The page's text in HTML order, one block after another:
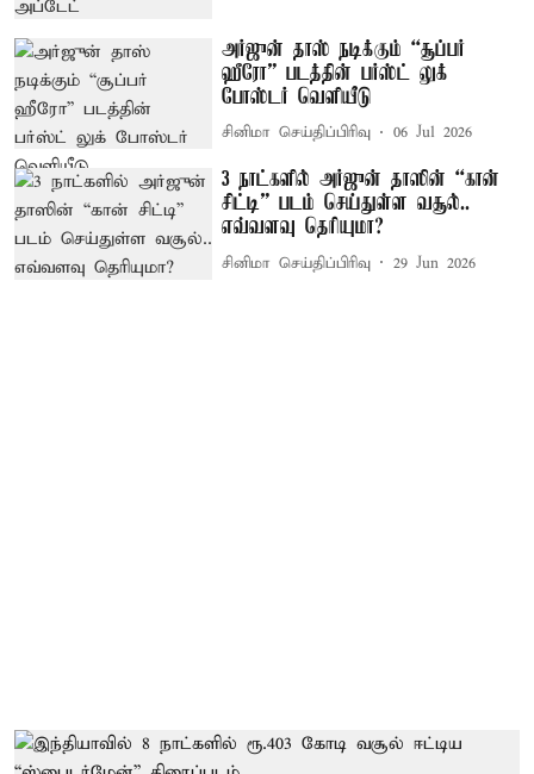
அர்ஜுன் தாஸ் நடிக்கும் “சூப்பர்
ஹீரோ” படத்தின் பர்ஸ்ட் லுக்
போஸ்டர் வெளியீடு
சினிமா செய்திப்பிரிவு 06 Jul 2026
3 நாட்களில் அர்ஜுன் தாஸின் “கான்
சிட்டி” படம் செய்துள்ள வசூல்..
எவ்வளவு தெரியுமா?
சினிமா செய்திப்பிரிவு 29 Jun 2026